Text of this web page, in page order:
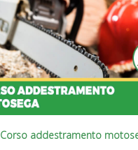
Corso addestramento